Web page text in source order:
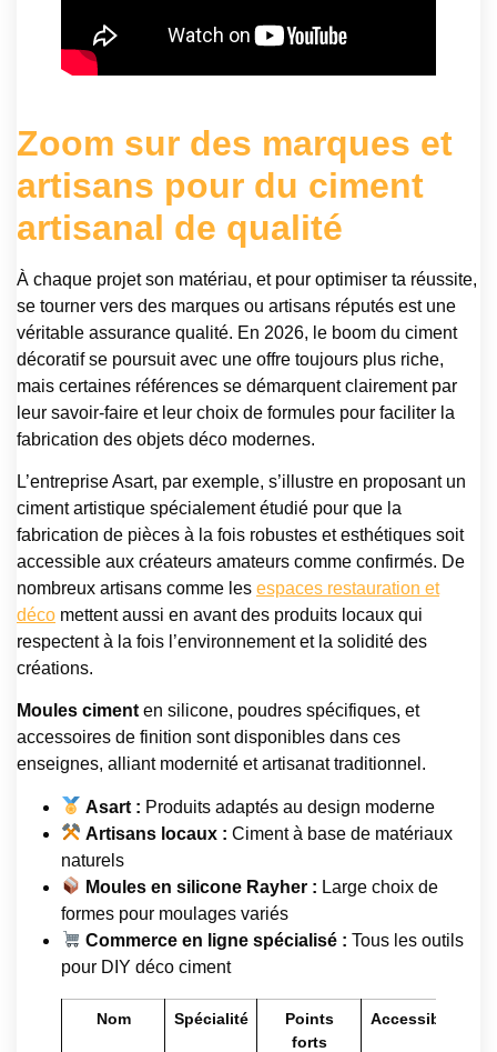
Zoom sur des marques et
artisans pour du ciment
artisanal de qualité
À chaque projet son matériau, et pour optimiser ta réussite,
se tourner vers des marques ou artisans réputés est une
véritable assurance qualité. En 2026, le boom du ciment
décoratif se poursuit avec une offre toujours plus riche,
mais certaines références se démarquent clairement par
leur savoir-faire et leur choix de formules pour faciliter la
fabrication des objets déco modernes.
L’entreprise Asart, par exemple, s’illustre en proposant un
ciment artistique spécialement étudié pour que la
fabrication de pièces à la fois robustes et esthétiques soit
accessible aux créateurs amateurs comme confirmés. De
nombreux artisans comme les espaces restauration et
déco mettent aussi en avant des produits locaux qui
respectent à la fois l’environnement et la solidité des
créations.
Moules ciment en silicone, poudres spécifiques, et
accessoires de finition sont disponibles dans ces
enseignes, alliant modernité et artisanat traditionnel.
Asart : Produits adaptés au design moderne
Artisans locaux : Ciment à base de matériaux
naturels
Moules en silicone Rayher : Large choix de
formes pour moulages variés
Commerce en ligne spécialisé : Tous les outils
pour DIY déco ciment
Nom Spécialité
Points
forts
Accessibilité